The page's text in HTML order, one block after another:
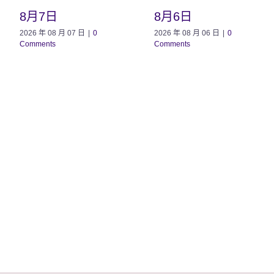
8月7日
2026 年 08 月 07 日
0
Comments
8月6日
2026 年 08 月 06 日
0
Comments